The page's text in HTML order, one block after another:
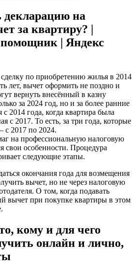
декларацию на
за квартиру? |
| Яндекс
по приобретению жилья в 2014
лет, вычет оформить не поздно и
вернуть внесённый в казну
за 2024 год, но и за более ранние
2014 года, когда квартира была
с 2017. То есть, за три года, которые
с 2017 по 2024.
на профессиональную налоговую
свои особенности. Процедура
следующие этапы.
окончания года для возмещения
вычет, но не через налоговую
О том, когда подавать
вычет при покупке квартиры в этом
кому и для чего
онлайн и лично,